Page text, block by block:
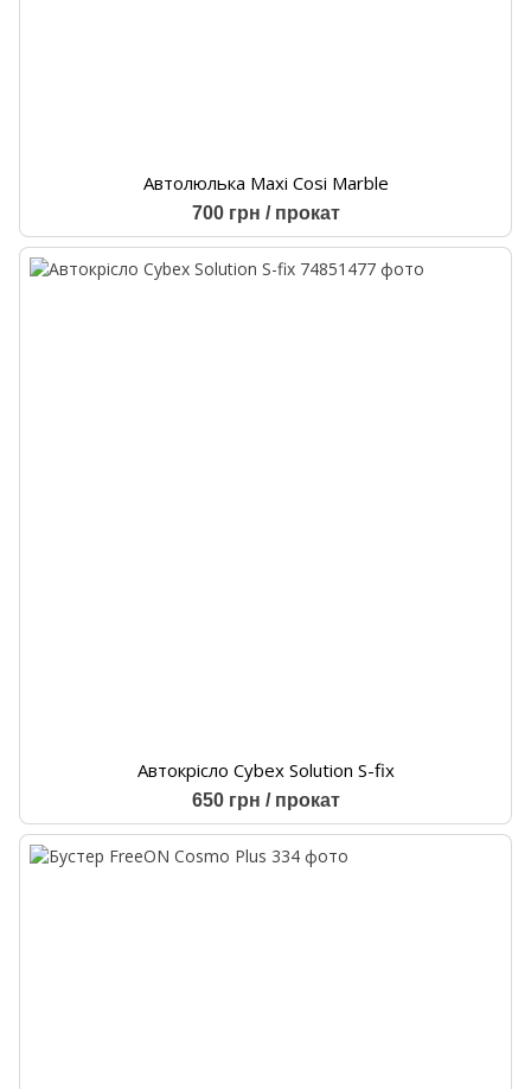
Автолюлька Maxi Cosi Marble
700 грн / прокат
Автокрісло Cybex Solution S-fix
650 грн / прокат